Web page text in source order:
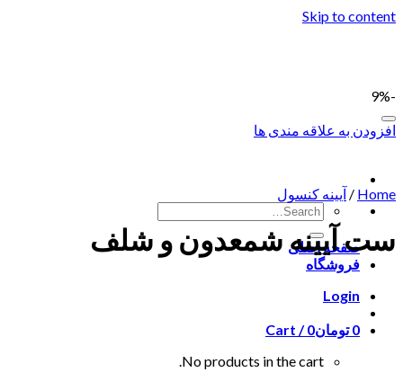
Skip to content
صفحه اصلی
فروشگاه
Login
Cart /
تومان0
0
No products in the cart.
-9%
افزودن به علاقه مندی ها
Home
/ آیینه کنسول
ست آیینه شمعدون و شلف